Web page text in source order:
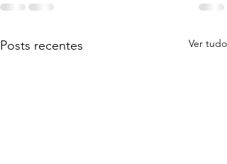
Posts recentes Ver tudo